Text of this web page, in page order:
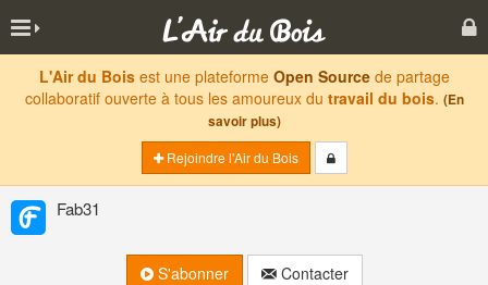
L'Air du Boisest une plateforme Open Sourcede partage
collaboratif ouverte à tous les amoureux du travail du bois. (En
savoir plus)
Rejoindre l'Air du Bois
Fab31
S'abonner Contacter